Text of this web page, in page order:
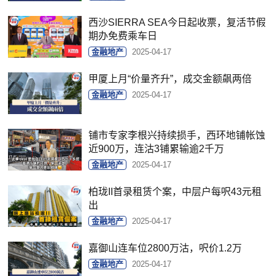
西沙SIERRA SEA今日起收票，复活节假
期办免费乘车日
金融地产 2025-04-17
甲厦上月“价量齐升”，成交金额飙两倍
金融地产 2025-04-17
铺市专家李根兴持续损手，西环地铺帐蚀
近900万，连沽3铺累输逾2千万
金融地产 2025-04-17
柏珑II首录租赁个案，中层户每呎43元租
出
金融地产 2025-04-17
嘉御山连车位2800万沽，呎价1.2万
金融地产 2025-04-17